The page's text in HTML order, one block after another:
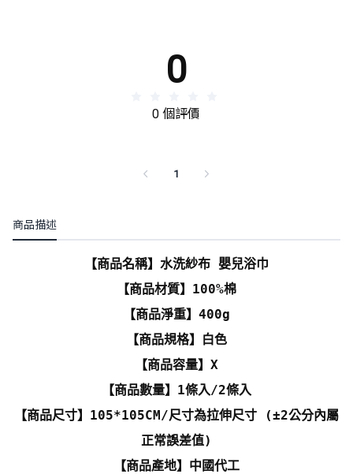
0
0 個評價
1
商品描述
【商品名稱】水洗紗布 嬰兒浴巾
【商品材質】100%棉
【商品淨重】400g
【商品規格】白色
【商品容量】X
【商品數量】1條入/2條入
【商品尺寸】105*105CM/尺寸為拉伸尺寸 (±2公分內屬
正常誤差值)
【商品產地】中國代工